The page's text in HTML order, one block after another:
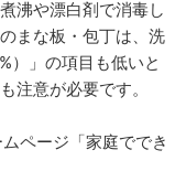
沸や漂白剤で消毒し
まな板・包丁は、洗
）」の項目も低いと
注意が必要です。
ページ「家庭ででき